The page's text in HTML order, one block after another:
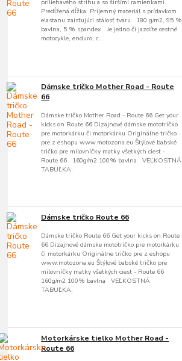
priliehavého strihu a so širšími ramienkami.
Predĺžená dĺžka. Príjemný materiál s prídavkom
elastanu zaisťujúci stálosť tvaru. 180 g/m2, 95 %
bavlna, 5 % spandex Je jedno či jazdíte cestné
motocykle, enduro, c...
Dámske tričko Mother Road - Route
66
Dámske tričko Mother Road - Route 66 Get your
kicks on Route 66 Dizajnové dámske mototričko
pre motorkárku či motorkárku Originálne tričko
pre z eshopu www.motozona.eu Štýlové babské
tričko pre milovníčky matky všetkých ciest -
Route 66 160g/m2 100% bavlna VEĽKOSTNÁ
TABUĽKA:
Dámske tričko Route 66
Dámske tričko Route 66 Get your kicks on Route
66 Dizajnové dámske mototričko pre motorkárku
či motorkárku Originálne tričko pre z eshopu
www.motozona.eu Štýlové babské tričko pre
milovníčky matky všetkých ciest - Route 66
160g/m2 100% bavlna VEĽKOSTNÁ
TABUĽKA:
Motorkárske tielko Mother Road -
Route 66